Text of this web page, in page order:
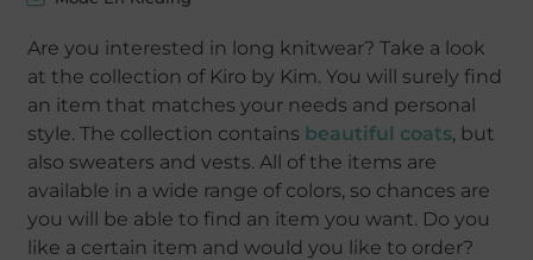
Are you interested in long knitwear? Take a look
at the collection of Kiro by Kim. You will surely find
an item that matches your needs and personal
style. The collection contains beautiful coats, but
also sweaters and vests. All of the items are
available in a wide range of colors, so chances are
you will be able to find an item you want. Do you
like a certain item and would you like to order?